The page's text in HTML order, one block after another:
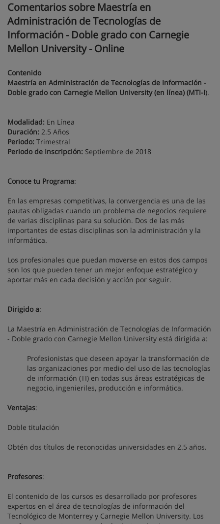
Comentarios sobre Maestría en
Administración de Tecnologías de
Información - Doble grado con Carnegie
Mellon University - Online
Contenido
Maestría en Administración de Tecnologías de Información -
Doble grado con Carnegie Mellon University (en línea) (MTI-I).
Modalidad: En Línea
Duración: 2.5 Años
Periodo: Trimestral
Periodo de Inscripción: Septiembre de 2018
Conoce tu Programa:
En las empresas competitivas, la convergencia es una de las
pautas obligadas cuando un problema de negocios requiere
de varias disciplinas para su solución. Dos de las más
importantes de estas disciplinas son la administración y la
informática.
Los profesionales que puedan moverse en estos dos campos
son los que pueden tener un mejor enfoque estratégico y
aportar más en cada decisión y acción por seguir.
Dirigido a:
La Maestría en Administración de Tecnologías de Información
- Doble grado con Carnegie Mellon University está dirigida a:
Profesionistas que deseen apoyar la transformación de
las organizaciones por medio del uso de las tecnologías
de información (TI) en todas sus áreas estratégicas de
negocio, ingenieriles, producción e informática.
Ventajas:
Doble titulación
Obtén dos títulos de reconocidas universidades en 2.5 años.
Profesores:
El contenido de los cursos es desarrollado por profesores
expertos en el área de tecnologías de información del
Tecnológico de Monterrey y Carnegie Mellon University. Los